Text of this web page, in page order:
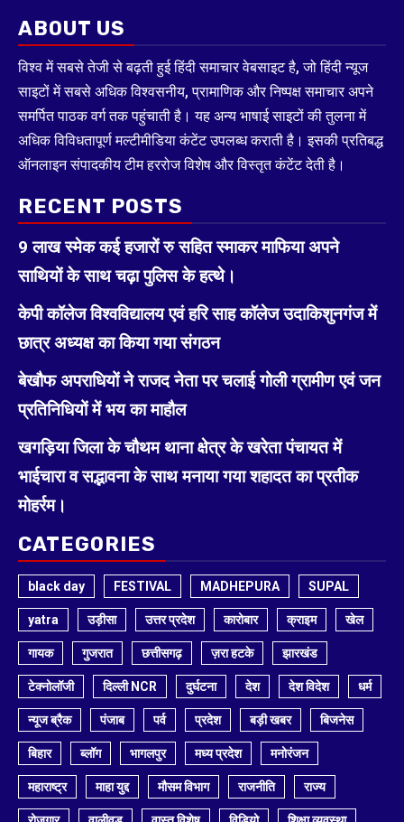
ABOUT US
विश्व में सबसे तेजी से बढ़ती हुई हिंदी समाचार वेबसाइट है, जो हिंदी न्यूज
साइटों में सबसे अधिक विश्वसनीय, प्रामाणिक और निष्पक्ष समाचार अपने
समर्पित पाठक वर्ग तक पहुंचाती है। यह अन्य भाषाई साइटों की तुलना में
अधिक विविधतापूर्ण मल्टीमीडिया कंटेंट उपलब्ध कराती है। इसकी प्रतिबद्ध
ऑनलाइन संपादकीय टीम हररोज विशेष और विस्तृत कंटेंट देती है।
RECENT POSTS
9 लाख स्मेक कई हजारों रु सहित स्माकर माफिया अपने
साथियों के साथ चढ़ा पुलिस के हत्थे।
केपी कॉलेज विश्वविद्यालय एवं हरि साह कॉलेज उदाकिशुनगंज में
छात्र अध्यक्ष का किया गया संगठन
बेखौफ अपराधियों ने राजद नेता पर चलाई गोली ग्रामीण एवं जन
प्रतिनिधियों में भय का माहौल
खगड़िया जिला के चौथम थाना क्षेत्र के खरेता पंचायत में
भाईचारा व सद्भावना के साथ मनाया गया शहादत का प्रतीक
मोहर्रम।
CATEGORIES
black day FESTIVAL MADHEPURA SUPAL
yatra उड़ीसा उत्तर प्रदेश कारोबार क्राइम खेल
गायक गुजरात छत्तीसगढ़ ज़रा हटके झारखंड
टेक्नोलॉजी दिल्ली NCR दुर्घटना देश देश विदेश धर्म
न्यूज ब्रैक पंजाब पर्व प्रदेश बड़ी खबर बिजनेस
बिहार ब्लॉग भागलपुर मध्य प्रदेश मनोरंजन
महाराष्ट्र माहा युद्द मौसम विभाग राजनीति राज्य